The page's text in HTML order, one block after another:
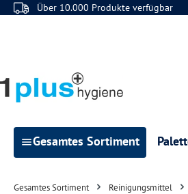
Hauptinhalt springen
Zur Suche springen
Zur Hauptnavigation springen
Über 10.000 Produkte verfügbar
Gesamtes Sortiment
Gesamtes Sortiment Reinigungsmittel